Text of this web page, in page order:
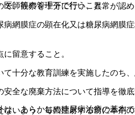
、観察を十分に行い、異常が認
網膜症の顕在化又は糖尿病網膜
留意すること。
十分な教育訓練を実施したのち
全な廃棄方法について指導を徹底
いよう、毎回注射する前に本剤
師等の管理下で行うこと。
、あらかじめ糖尿病治療の基本